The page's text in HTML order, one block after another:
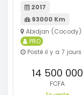
2017
93000 Km
Abidjan (Cocody)
PRO
Posté il y a 7 jours
14 500 000
FCFA